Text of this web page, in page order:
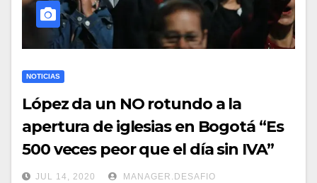
NOTICIAS
López da un NO rotundo a la
apertura de iglesias en Bogotá “Es
500 veces peor que el día sin IVA”
JUL 14, 2020 MANAGER.DESAFIO